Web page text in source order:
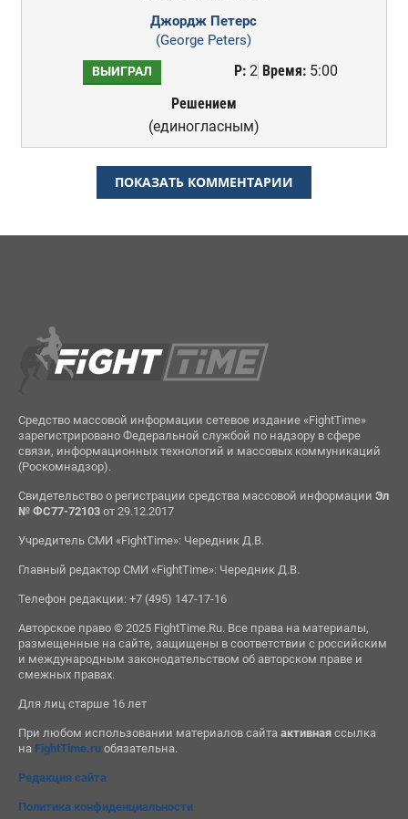
Джордж Петерс
(George Peters)
ВЫИГРАЛ Р:2 Время:5:00
Решением
(единогласным)
ПОКАЗАТЬ КОММЕНТАРИИ
Средство массовой информации сетевое издание «FightTime»
зарегистрировано Федеральной службой по надзору в сфере
связи, информационных технологий и массовых коммуникаций
(Роскомнадзор).
Свидетельство о регистрации средства массовой информации Эл
№ ФС77-72103от 29.12.2017
Учредитель СМИ «FightTime»: Чередник Д.В.
Главный редактор СМИ «FightTime»: Чередник Д.В.
Телефон редакции: +7 (495) 147-17-16
Авторское право © 2025 FightTime.Ru. Все права на материалы,
размещенные на сайте, защищены в соответствии с российским
и международным законодательством об авторском праве и
смежных правах.
Для лиц старше 16 лет
При любом использовании материалов сайта активнаяссылка
на FightTime.ruобязательна.
Редакция сайта
Политика конфиденциальности